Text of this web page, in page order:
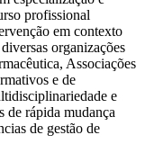
profissional
em contexto
organizações
Associações
e de
e
de rápida mudança
de gestão de